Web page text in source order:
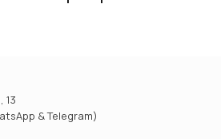
13
& Telegram)